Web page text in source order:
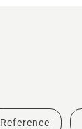
Reference